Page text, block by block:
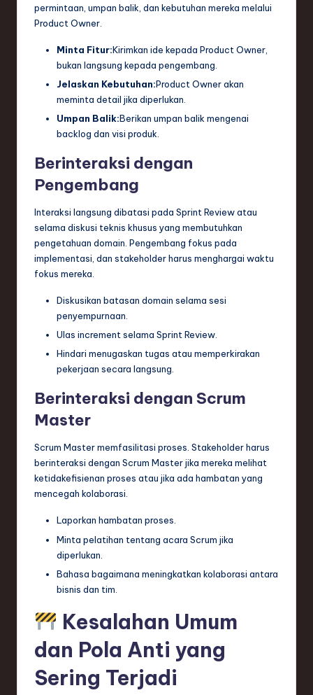
permintaan, umpan balik, dan kebutuhan mereka melalui
Product Owner.
Minta Fitur:Kirimkan ide kepada Product Owner,
bukan langsung kepada pengembang.
Jelaskan Kebutuhan:Product Owner akan
meminta detail jika diperlukan.
Umpan Balik:Berikan umpan balik mengenai
backlog dan visi produk.
Berinteraksi dengan
Pengembang
Interaksi langsung dibatasi pada Sprint Review atau
selama diskusi teknis khusus yang membutuhkan
pengetahuan domain. Pengembang fokus pada
implementasi, dan stakeholder harus menghargai waktu
fokus mereka.
Diskusikan batasan domain selama sesi
penyempurnaan.
Ulas increment selama Sprint Review.
Hindari menugaskan tugas atau memperkirakan
pekerjaan secara langsung.
Berinteraksi dengan Scrum
Master
Scrum Master memfasilitasi proses. Stakeholder harus
berinteraksi dengan Scrum Master jika mereka melihat
ketidakefisienan proses atau jika ada hambatan yang
mencegah kolaborasi.
Laporkan hambatan proses.
Minta pelatihan tentang acara Scrum jika
diperlukan.
Bahasa bagaimana meningkatkan kolaborasi antara
bisnis dan tim.
Kesalahan Umum
dan Pola Anti yang
Sering Terjadi